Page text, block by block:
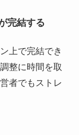
完結する
上で完結でき
整に時間を取
者でもストレ